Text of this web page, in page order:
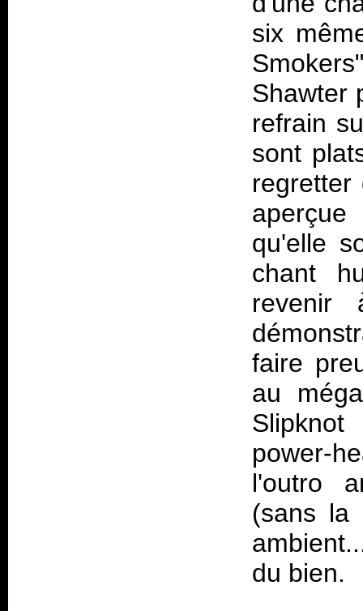
six
Shawter
refrain
sont
regretter
qu'elle
chant
revenir
faire
au
power-
l'outro
(sans la